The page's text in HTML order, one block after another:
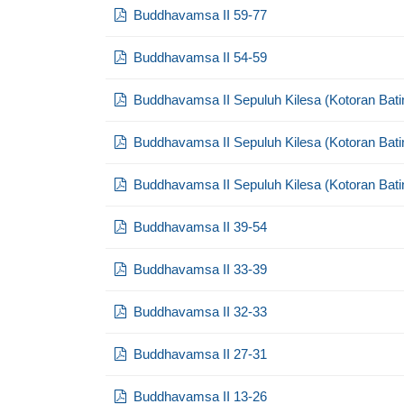
Buddhavamsa II 59-77
Buddhavamsa II 54-59
Buddhavamsa II Sepuluh Kilesa (Kotoran
Buddhavamsa II Sepuluh Kilesa (Kotoran
Buddhavamsa II Sepuluh Kilesa (Kotoran
Buddhavamsa II 39-54
Buddhavamsa II 33-39
Buddhavamsa II 32-33
Buddhavamsa II 27-31
Buddhavamsa II 13-26